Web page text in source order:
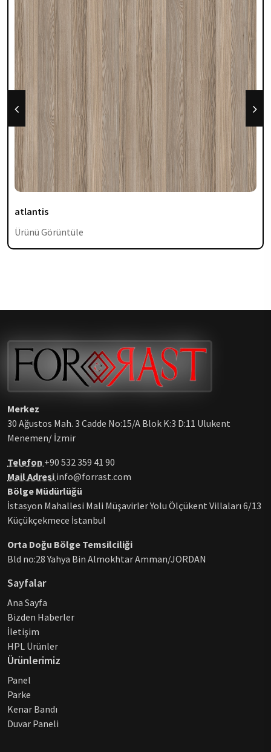
atlantis
Ürünü Görüntüle
Merkez
30 Ağustos Mah. 3 Cadde No:15/A Blok K:3 D:11 Ulukent
Menemen/ İzmir
Telefon +90 532 359 41 90
Mail Adresi info@forrast.com
Bölge Müdürlüğü
İstasyon Mahallesi Mali Müşavirler Yolu Ölçükent Villaları 6/13
Küçükçekmece İstanbul
Orta Doğu Bölge Temsilciliği
Bld no:28 Yahya Bin Almokhtar Amman/JORDAN
Sayfalar
Ana Sayfa
Bizden Haberler
İletişim
HPL Ürünler
Ürünlerimiz
Panel
Parke
Kenar Bandı
Duvar Paneli